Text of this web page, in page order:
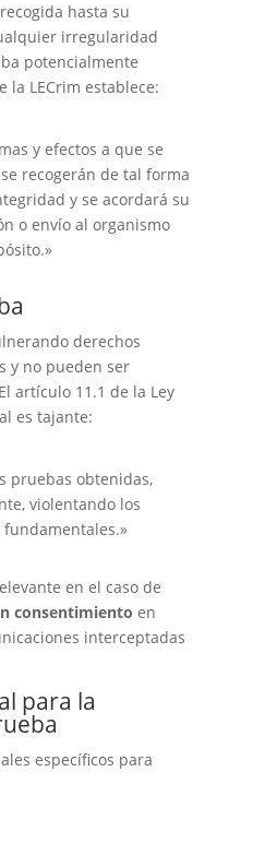
hasta su
irregularidad
potencialmente
la LECrim establece:
y efectos a que se
recogerán de tal forma
y se acordará su
o envío al organismo
derechos
y no pueden ser
artículo 11.1 de la Ley
es tajante:
pruebas obtenidas,
violentando los
en el caso de
consentimiento en
interceptadas
para la
específicos para